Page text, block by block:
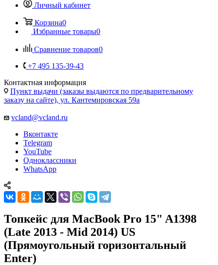
Личный кабинет
Корзина0
Избранные товары0
Сравнение товаров0
+7 495 135-39-43
Контактная информация
Пункт выдачи (заказы выдаются по предварительному
заказу на сайте), ул. Кантемировская 59а
vcland@vcland.ru
Вконтакте
Telegram
YouTube
Одноклассники
WhatsApp
Топкейс для MacBook Pro 15" A1398
(Late 2013 - Mid 2014) US
(Прямоугольный горизонтальный
Enter)